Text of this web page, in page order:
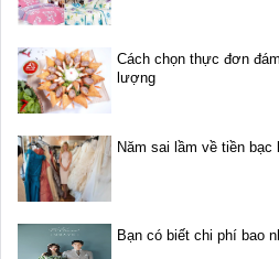
Cách chọn thực đơn
lượng
Năm sai lầm về tiền
Bạn có biết chi phí bao